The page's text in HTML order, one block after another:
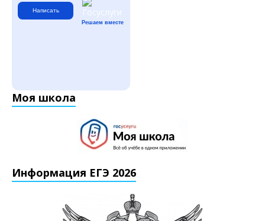
Написать
Решаем вместе
Моя школа
Информация ЕГЭ 2026